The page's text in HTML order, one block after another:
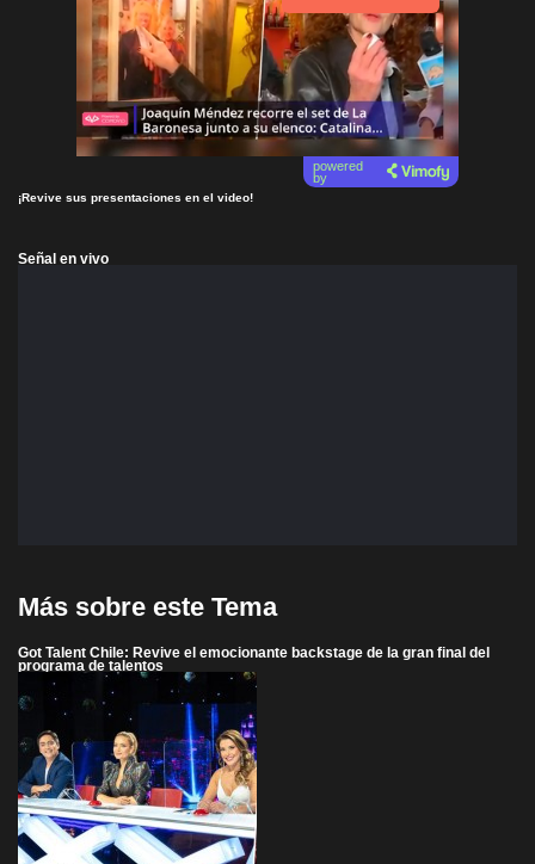
powered
by
¡Revive sus presentaciones en el video!
Señal en vivo
Más sobre este Tema
Got Talent Chile: Revive el emocionante backstage de la gran final del
programa de talentos